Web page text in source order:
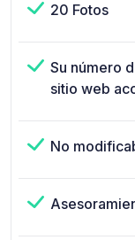
20 Fotos
Su número
sitio web
No